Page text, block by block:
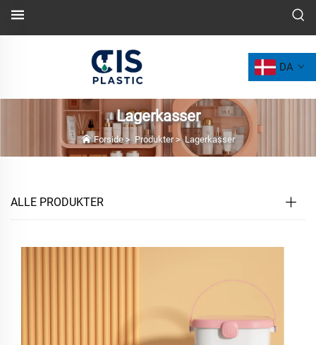
DA
Lagerkasser
Forside> Produkter>Lagerkasser
ALLE PRODUKTER